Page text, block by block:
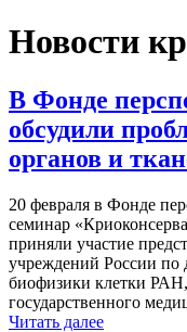
Новости
В Фонде
обсудили
органов и
20 февраля в Фонде
семинар
приняли участие
учреждений России по
биофизики клетки
государственного
Читать далее